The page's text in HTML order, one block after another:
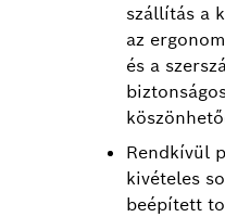
szállítás a
az
és a
Rendkívül
kivételes
beépített